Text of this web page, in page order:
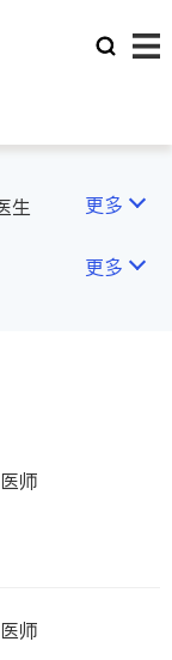
生
更多
H
更多
师
师